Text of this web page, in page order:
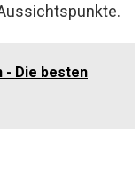
- Die besten